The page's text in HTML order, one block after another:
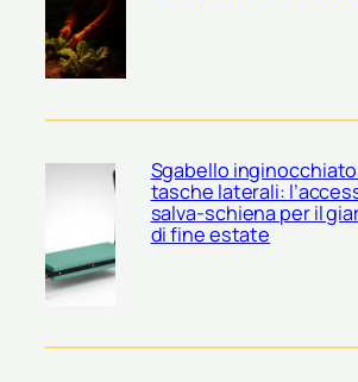
Sgabello
tasche laterali:
salva-schiena per il
di fine estate